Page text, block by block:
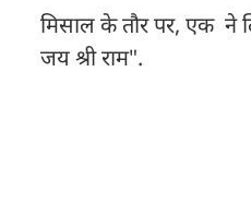
मिसाल के तौर पर, एक ने
जय श्री राम".